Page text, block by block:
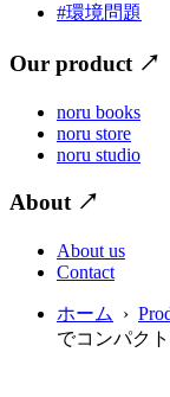
#環境問題
Our product ↗
noru books
noru store
noru studio
About ↗
About us
Contact
ホーム ›
でコンパク